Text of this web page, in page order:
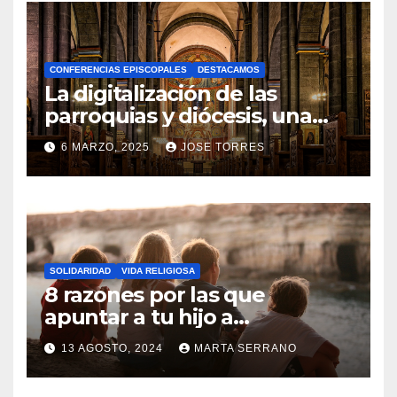
H
A
Y
C
O
M
N
T
A
R
I
O
S
CONFERENCIAS EPISCOPALES DESTACAMOS
La digitalización de las
parroquias y diócesis, una
realidad ya para el futuro de
la Iglesia
6 MARZO, 2025 JOSE TORRES
N
H
A
Y
SOLIDARIDAD VIDA RELIGIOSA
8 razones por las que
apuntar a tu hijo a
Catequesis
13 AGOSTO, 2024 MARTA SERRANO